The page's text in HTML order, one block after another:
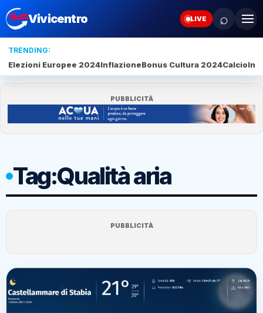
Vivicentro LIVE ⌕
TRENDING:
Elezioni Europee 2024InflazioneBonus Cultura 2024Calcio
PUBBLICITÀ
Tag:Qualità aria
PUBBLICITÀ